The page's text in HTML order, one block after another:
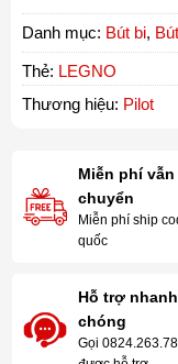
Danh mục: Bút bi,
Thẻ: LEGNO
Thương hiệu: Pilot
Miễn phí vẫn
chuyển
Miễn phí ship
quốc
Hỗ trợ nhanh
chóng
Gọi